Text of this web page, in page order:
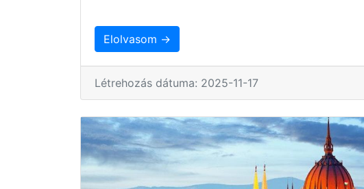
Elolvasom →
Létrehozás dátuma: 2025-11-17